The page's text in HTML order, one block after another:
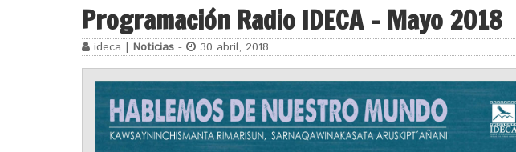
Programación Radio IDECA – Mayo 2018
ideca | Noticias - 30 abril, 2018